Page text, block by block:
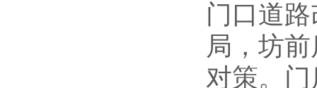
门口道
局，坊
对策。